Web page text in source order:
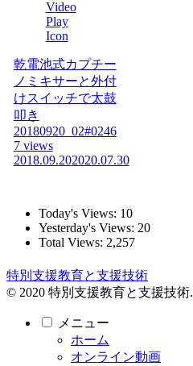
乾電池式カプチー
ノミキサーと外付
けスイッチで太鼓
叩き
20180920_02#0246
7 views
2018.09.202020.07.30
Today's Views: 10
Yesterday's Views: 20
Total Views: 2,257
特別支援教育と支援技術
© 2020 特別支援教育と支援技術.
メニュー
ホーム
オンライン動画